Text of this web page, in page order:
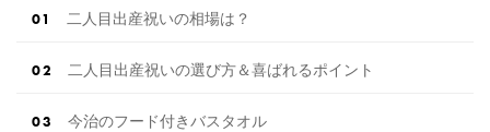
二人目出産祝いの相場は？
二人目出産祝いの選び方＆喜ばれるポイント
今治のフード付きバスタオル